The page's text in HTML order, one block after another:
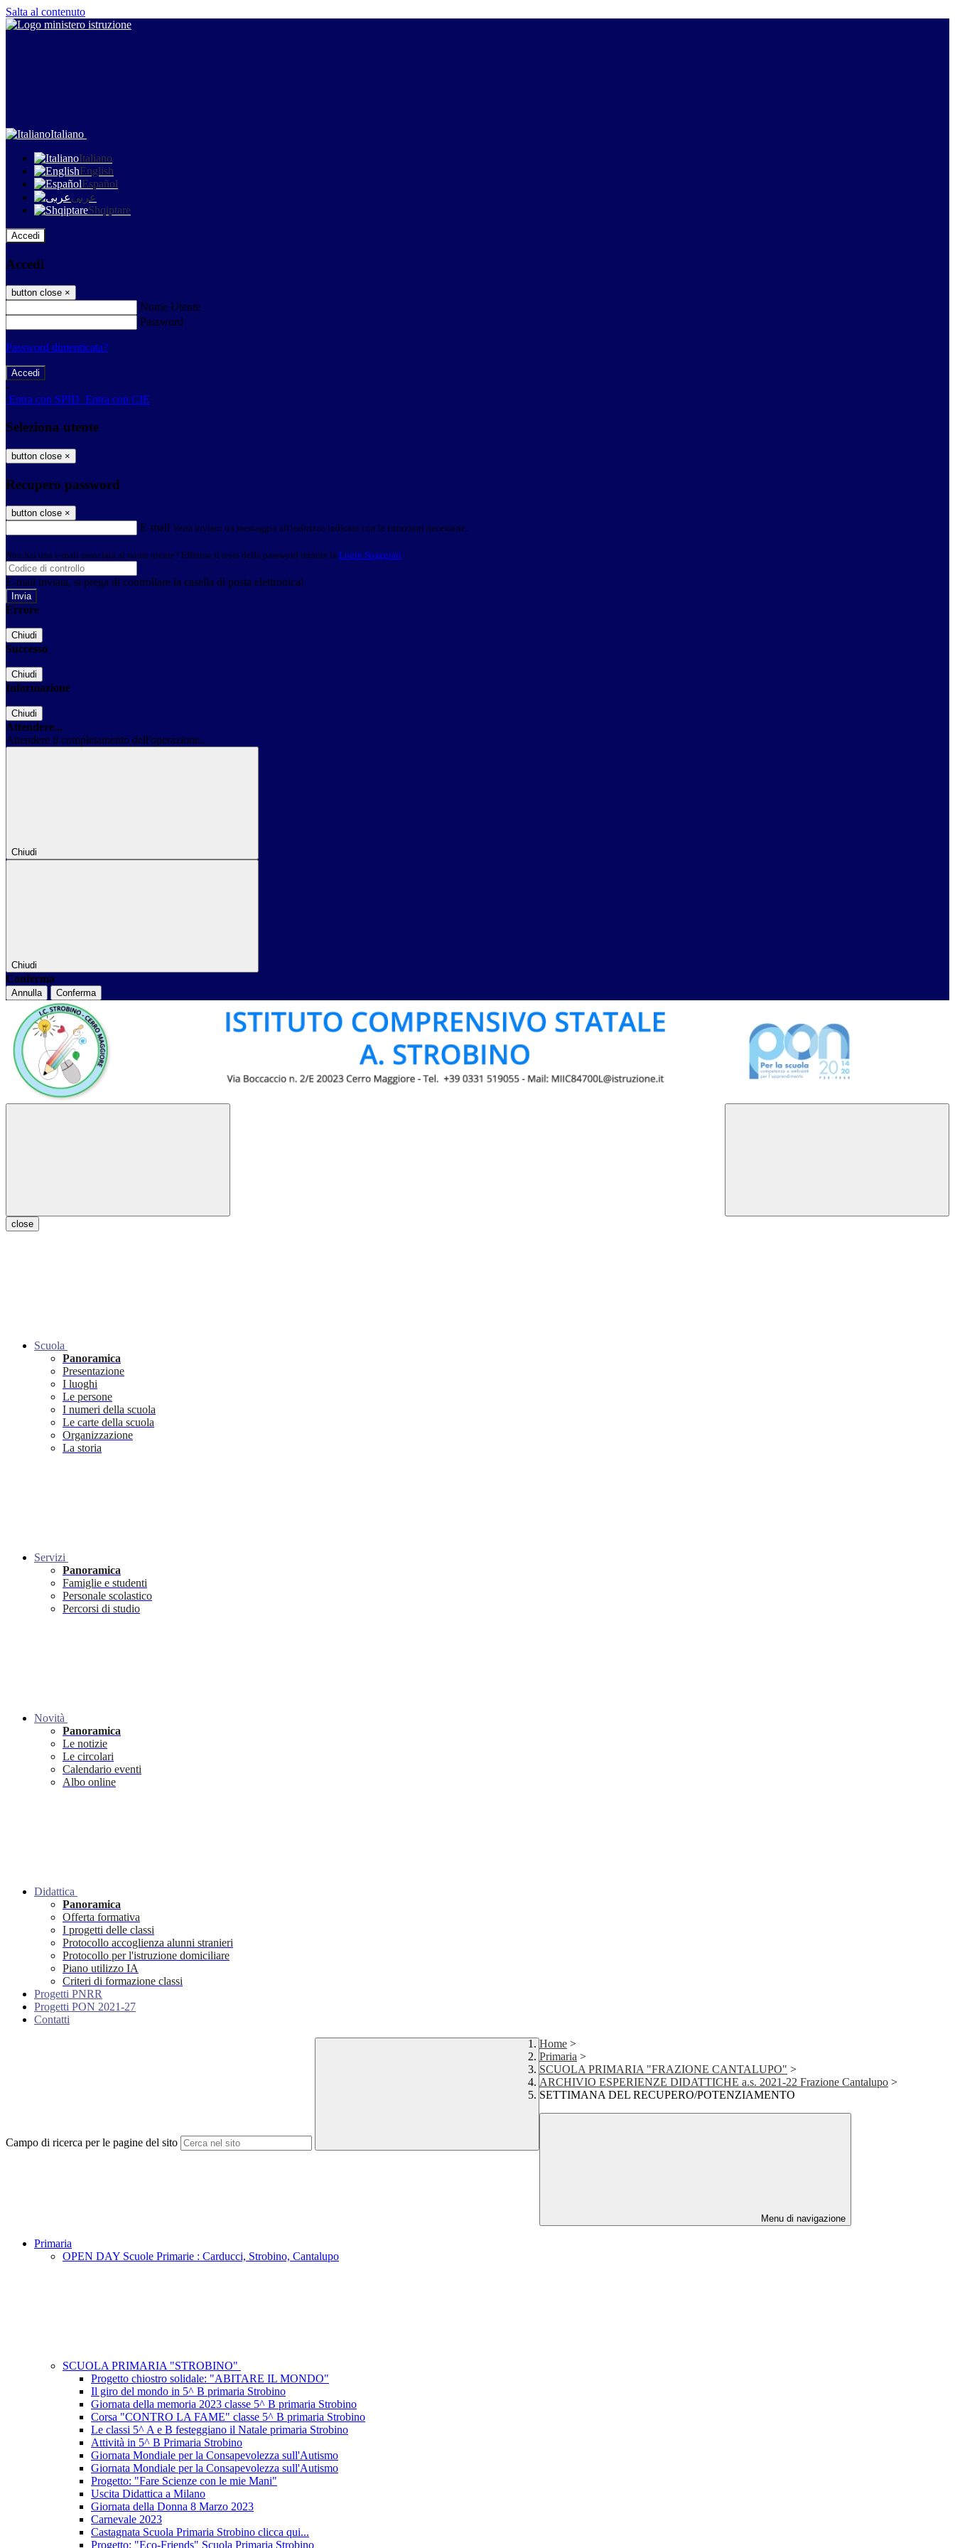
Salta al contenuto
Italiano
Italiano
English
Español
عربى
Shqiptare
Accedi
Accedi
button close ×
Nome Utente
Password
Password dimenticata?
-
Entra con SPID Entra con CIE
Seleziona utente
button close ×
Recupero password
button close ×
E-mail Verrà inviato un messaggio all'indirizzo indicato con le istruzioni necessarie.
Non hai una e-mail associata al nome utente? Effettua il reset della password tramite la Login Spaggiari
E-mail inviata, si prega di controllare la casella di posta elettronica!
Errore
Chiudi
Successo
Chiudi
Informazione
Chiudi
Attendere...
Attendere il completamento dell'operazione...
Chiudi
Chiudi
Conferma
Annulla Conferma
close
Scuola
Panoramica
Presentazione
I luoghi
Le persone
I numeri della scuola
Le carte della scuola
Organizzazione
La storia
Servizi
Panoramica
Famiglie e studenti
Personale scolastico
Percorsi di studio
Novità
Panoramica
Le notizie
Le circolari
Calendario eventi
Albo online
Didattica
Panoramica
Offerta formativa
I progetti delle classi
Protocollo accoglienza alunni stranieri
Protocollo per l'istruzione domiciliare
Piano utilizzo IA
Criteri di formazione classi
Progetti PNRR
Progetti PON 2021-27
Contatti
Campo di ricerca per le pagine del sito
Home >
Primaria >
SCUOLA PRIMARIA "FRAZIONE CANTALUPO" >
ARCHIVIO ESPERIENZE DIDATTICHE a.s. 2021-22 Frazione Cantalupo >
SETTIMANA DEL RECUPERO/POTENZIAMENTO
Menu di navigazione
Primaria
OPEN DAY Scuole Primarie : Carducci, Strobino, Cantalupo
SCUOLA PRIMARIA "STROBINO"
Progetto chiostro solidale: "ABITARE IL MONDO"
Il giro del mondo in 5^ B primaria Strobino
Giornata della memoria 2023 classe 5^ B primaria Strobino
Corsa "CONTRO LA FAME" classe 5^ B primaria Strobino
Le classi 5^ A e B festeggiano il Natale primaria Strobino
Attività in 5^ B Primaria Strobino
Giornata Mondiale per la Consapevolezza sull'Autismo
Giornata Mondiale per la Consapevolezza sull'Autismo
Progetto: "Fare Scienze con le mie Mani"
Uscita Didattica a Milano
Giornata della Donna 8 Marzo 2023
Carnevale 2023
Castagnata Scuola Primaria Strobino clicca qui...
Progetto: "Eco-Friends" Scuola Primaria Strobino